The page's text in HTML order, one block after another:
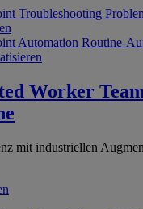
Troubleshooting
Automation Routine-
Worker
mit industriellen